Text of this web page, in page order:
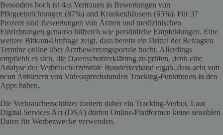
Besonders hoch ist das Vertrauen in Bewertungen von
Pflegeeinrichtungen (87%) und Krankenhäusern (65%). Für 37
Prozent sind Bewertungen von Ärzten und medizinischen
Einrichtungen genauso hilfreich wie persönliche Empfehlungen. Eine
weitere Bitkom-Umfrage zeigt, dass bereits ein Drittel der Befragten
Termine online über Arztbewertungsportale bucht. Allerdings
empfiehlt es sich, die Datenschutzerklärung zu prüfen, denn eine
Analyse der Verbraucherzentrale Bundesverband ergab, dass acht von
neun Anbietern von Videosprechstunden Tracking-Funktionen in den
Apps haben.
Die Verbraucherschützer fordern daher ein Tracking-Verbot. Laut
Digital Services Act (DSA) dürfen Online-Plattformen keine sensiblen
Daten für Werbezwecke verwenden.